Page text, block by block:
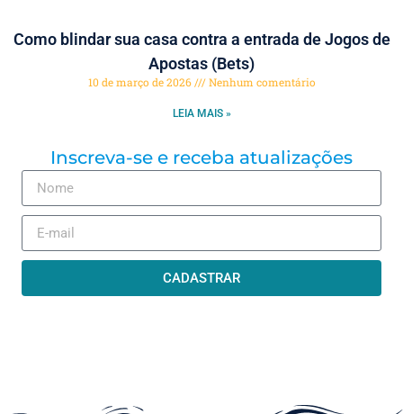
Como blindar sua casa contra a entrada de Jogos de
Apostas (Bets)
10 de março de 2026 Nenhum comentário
LEIA MAIS »
Inscreva-se e receba atualizações
CADASTRAR